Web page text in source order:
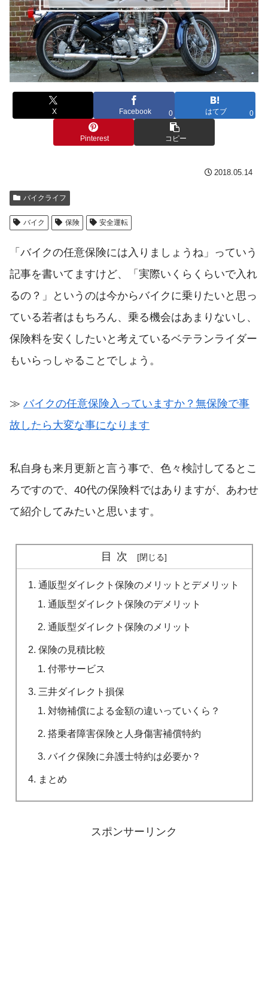
X Facebook 0 はてブ 0
Pinterest コピー
2018.05.14
バイクライフ
バイク 保険 安全運転
「バイクの任意保険には入りましょうね」っていう
記事を書いてますけど、「実際いくらくらいで入れ
るの？」というのは今からバイクに乗りたいと思っ
ている若者はもちろん、乗る機会はあまりないし、
保険料を安くしたいと考えているベテランライダー
もいらっしゃることでしょう。
≫ バイクの任意保険入っていますか？無保険で事
故したら大変な事になります
私自身も来月更新と言う事で、色々検討してるとこ
ろですので、40代の保険料ではありますが、あわせ
て紹介してみたいと思います。
目次
通販型ダイレクト保険のメリットとデメリット
通販型ダイレクト保険のデメリット
通販型ダイレクト保険のメリット
保険の見積比較
付帯サービス
三井ダイレクト損保
対物補償による金額の違いっていくら？
搭乗者障害保険と人身傷害補償特約
バイク保険に弁護士特約は必要か？
まとめ
スポンサーリンク